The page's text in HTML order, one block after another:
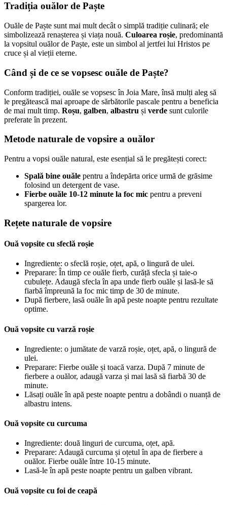
Tradiția ouălor de Paște
Ouăle de Paște sunt mai mult decât o simplă tradiție culinară; ele
simbolizează renașterea și viața nouă. Culoarea roșie, predominantă
la vopsitul ouălor de Paște, este un simbol al jertfei lui Hristos pe
cruce și al vieții eterne.
Când și de ce se vopsesc ouăle de Paște?
Conform tradiției, ouăle se vopsesc în Joia Mare, însă mulți aleg să
le pregătească mai aproape de sărbătorile pascale pentru a beneficia
de mai mult timp. Roșu, galben, albastru și verde sunt culorile
preferate în prezent.
Metode naturale de vopsire a ouălor
Pentru a vopsi ouăle natural, este esențial să le pregătești corect:
Spală bine ouăle pentru a îndepărta orice urmă de grăsime
folosind un detergent de vase.
Fierbe ouăle 10-12 minute la foc mic pentru a preveni
spargerea lor.
Rețete naturale de vopsire
Ouă vopsite cu sfeclă roșie
Ingrediente: o sfeclă roșie, oțet, apă, o lingură de ulei.
Preparare: În timp ce ouăle fierb, curăță sfecla și taie-o
cubulețe. Adaugă sfecla în apa unde fierb ouăle și lasă-le să
fiarbă împreună la foc mic timp de 30 de minute.
După fierbere, lasă ouăle în apă peste noapte pentru rezultate
optime.
Ouă vopsite cu varză roșie
Ingrediente: o jumătate de varză roșie, oțet, apă, o lingură de
ulei.
Preparare: Fierbe ouăle și toacă varza. După 7 minute de
fierbere a ouălor, adaugă varza și mai lasă să fiarbă 30 de
minute.
Lăsați ouăle în apă peste noapte pentru a dobândi o nuanță de
albastru intens.
Ouă vopsite cu curcuma
Ingrediente: două linguri de curcuma, oțet, apă.
Preparare: Adaugă curcuma și oțetul în apa de fierbere a
ouălor. Fierbe ouăle între 10-15 minute.
Lasă-le în apă peste noapte pentru un galben vibrant.
Ouă vopsite cu foi de ceapă